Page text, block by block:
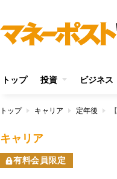
トップ 投資 ビジネス
トップ キャリア 定年後
キャリア
有料会員限定